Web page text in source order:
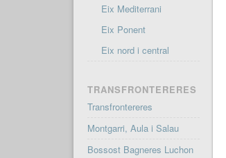
Eix Mediterrani
Eix Ponent
Eix nord i central
TRANSFRONTERERES
Transfrontereres
Montgarri, Aula i Salau
Bossost Bagneres Luchon